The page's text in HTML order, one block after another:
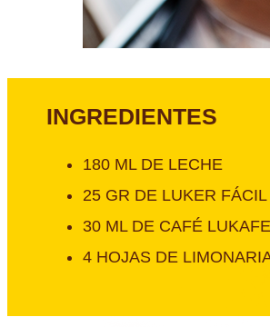
INGREDIENTES
180 ML DE LECHE
25 GR DE LUKER FÁCIL
30 ML DE CAFÉ
4 HOJAS DE